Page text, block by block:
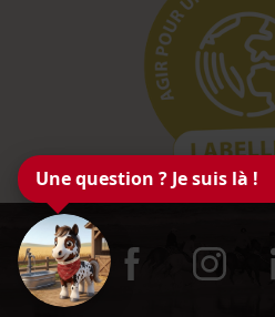
Une question ? Je suis là !